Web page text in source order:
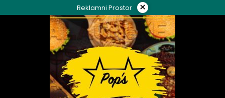
to
Reklamni Prostor ×